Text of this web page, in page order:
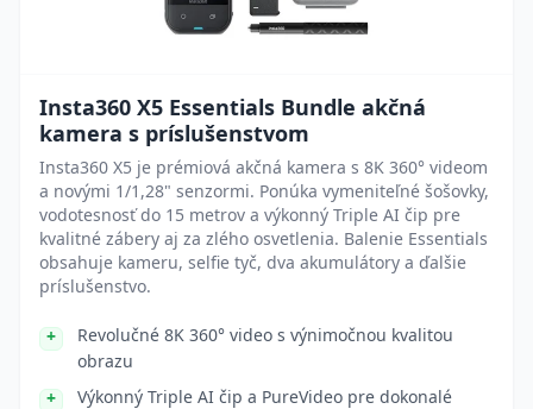
Insta360 X5 Essentials Bundle akčná
kamera s príslušenstvom
Insta360 X5 je prémiová akčná kamera s 8K 360° videom
a novými 1/1,28" senzormi. Ponúka vymeniteľné šošovky,
vodotesnosť do 15 metrov a výkonný Triple AI čip pre
kvalitné zábery aj za zlého osvetlenia. Balenie Essentials
obsahuje kameru, selfie tyč, dva akumulátory a ďalšie
príslušenstvo.
Revolučné 8K 360° video s výnimočnou kvalitou
obrazu
Výkonný Triple AI čip a PureVideo pre dokonalé